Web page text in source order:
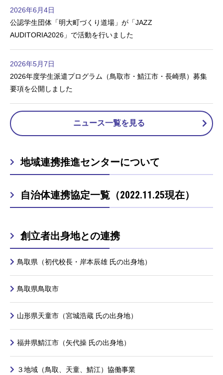
2026年6月4日
公認学生団体「明大町づくり道場」が「JAZZ
AUDITORIA2026」で活動を行いました
2026年5月7日
2026年度学生派遣プログラム（鳥取市・鯖江市・長崎県）募集
要項を公開しました
ニュース一覧を見る
地域連携推進センターについて
自治体連携協定一覧（2022.11.25現在）
創立者出身地との連携
鳥取県（初代校長・岸本辰雄 氏の出身地）
鳥取県鳥取市
山形県天童市（宮城浩蔵 氏の出身地）
福井県鯖江市（矢代操 氏の出身地）
３地域（鳥取、天童、鯖江）協働事業